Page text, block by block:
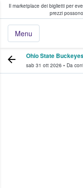
Il marketplace dei biglietti per
prezzi
Menu
fan comprano
Ohio State
sab 31 ott 2026 • Da